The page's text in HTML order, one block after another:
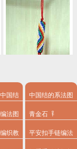
绳编圆柱形五彩手机链教程（冰燕）
国结
解
中国结的系法图
解
法图 青金石
织教 平安扣手链编法